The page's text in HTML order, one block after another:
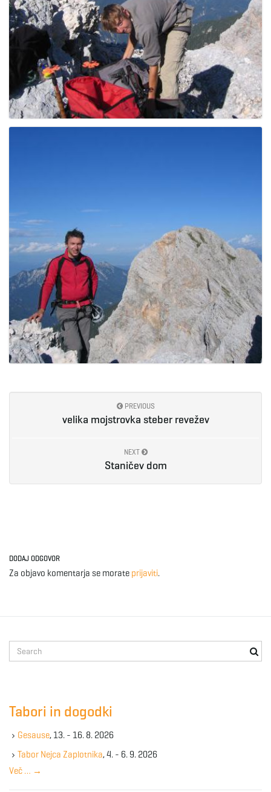
PREVIOUS
velika mojstrovka steber revežev
NEXT
Staničev dom
DODAJ ODGOVOR
Za objavo komentarja se morate prijaviti.
e
e
y
w
Tabori in dogodki
Gesause, 13. - 16. 8. 2026
Tabor Nejca Zaplotnika, 4. - 6. 9. 2026
Več … →